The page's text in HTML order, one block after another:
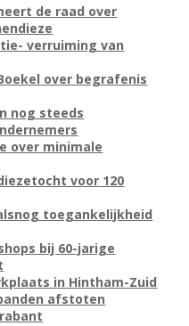
de raad over
verruiming van
over begrafenis
nog steeds
over minimale
voor 120
toegankelijkheid
bij 60-jarige
in Hintham-Zuid
afstoten